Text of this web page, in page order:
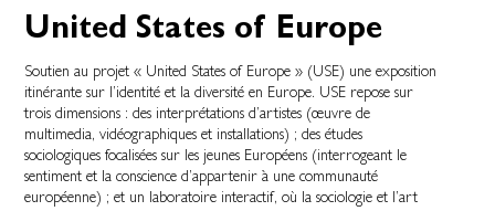
United States of Europe
Soutien au projet « United States of Europe » (USE) une exposition
itinérante sur l’identité et la diversité en Europe. USE repose sur
trois dimensions : des interprétations d’artistes (œuvre de
multimedia, vidéographiques et installations) ; des études
sociologiques focalisées sur les jeunes Européens (interrogeant le
sentiment et la conscience d’appartenir à une communauté
européenne) ; et un laboratoire interactif, où la sociologie et l’art